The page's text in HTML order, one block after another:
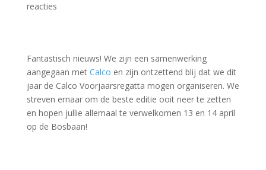
reacties
Fantastisch nieuws! We zijn een samenwerking
aangegaan met Calco en zijn ontzettend blij dat we dit
jaar de Calco Voorjaarsregatta mogen organiseren. We
streven ernaar om de beste editie ooit neer te zetten
en hopen jullie allemaal te verwelkomen 13 en 14 april
op de Bosbaan!